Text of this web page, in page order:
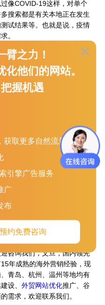
像COVID-19这样，对单个
搜索都是有关本地正在发生
试结果等。也就是说，疫情
。
病毒本身的信息，或提供远
产品的地方，渐渐的减少了
所有核心更新完全相同。
据有所波动，也不必太过
的信息时，让你的外贸网站
案。
询我们，文旦，国内领先
年成熟的海外营销经验，现
青岛、杭州、温州等地均有
设、 外贸网站优化推广、谷
需求，欢迎联系我们。
臂之力！
他们的网站。
握机遇
取更多自然流量
引擎广告服务
广
布
约免费咨询